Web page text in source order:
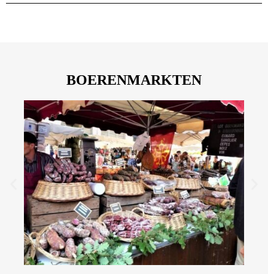
BOERENMARKTEN